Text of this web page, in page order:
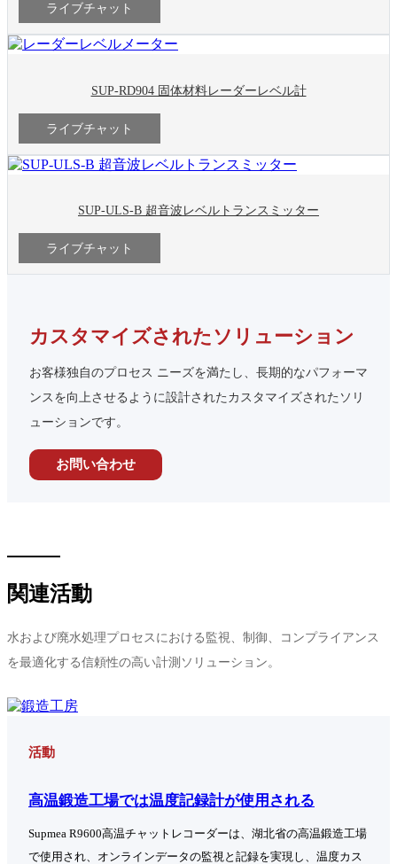
ライブチャット
SUP-RD904 固体材料レーダーレベル計
ライブチャット
SUP-ULS-B 超音波レベルトランスミッター
ライブチャット
カスタマイズされたソリューション
お客様独自のプロセス ニーズを満たし、長期的なパフォーマ
ンスを向上させるように設計されたカスタマイズされたソリ
ューションです。
お問い合わせ
関連活動
水および廃水処理プロセスにおける監視、制御、コンプライアンス
を最適化する信頼性の高い計測ソリューション。
活動
高温鍛造工場では温度記録計が使用される
Supmea R9600高温チャットレコーダーは、湖北省の高温鍛造工場
で使用され、オンラインデータの監視と記録を実現し、温度カス